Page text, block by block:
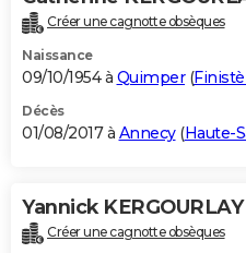
Créer une cagnotte obsèques
Naissance
09/10/1954 à Quimper(
Décès
01/08/2017 à Annecy(Haute-
Yannick KERGOURLAY
Créer une cagnotte obsèques